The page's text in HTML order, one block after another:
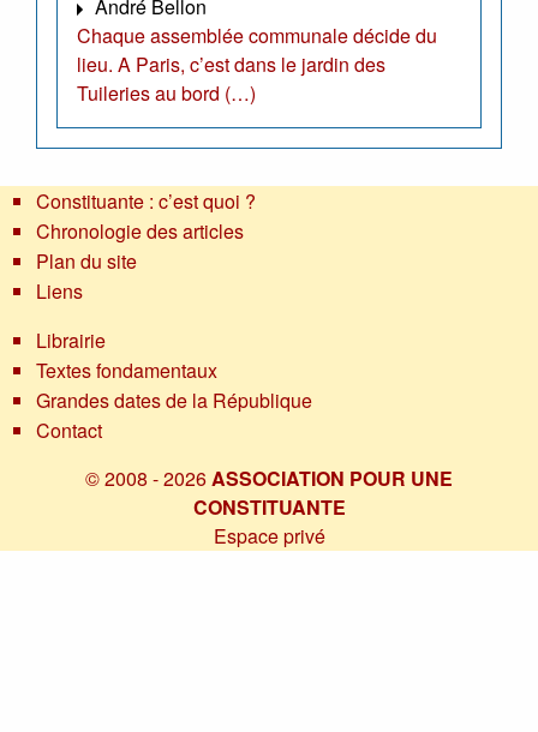
André Bellon
Chaque assemblée communale décide du
lieu. A Paris, c’est dans le jardin des
Tuileries au bord (…)
Constituante : c’est quoi ?
Chronologie des articles
Plan du site
Liens
Librairie
Textes fondamentaux
Grandes dates de la République
Contact
© 2008 - 2026ASSOCIATION POUR UNE
CONSTITUANTE
Espace privé